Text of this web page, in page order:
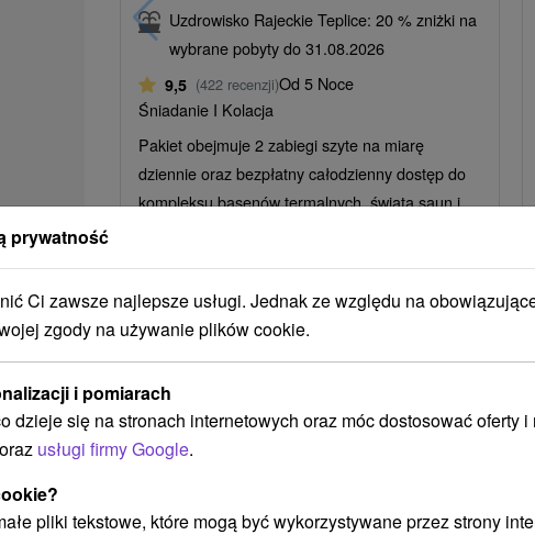
Uzdrowisko Rajeckie Teplice: 20 % zniżki na
wybrane pobyty do 31.08.2026
9,5 (422 recenzji)Od 5 Noce
Śniadanie I Kolacja
Pakiet obejmuje 2 zabiegi szyte na miarę
dziennie oraz bezpłatny całodzienny dostęp do
kompleksu basenów termalnych, świata saun i
➝ Pokračovať v
prywatność
Ci zawsze najlepsze usługi. Jednak ze względu na
zgody na używanie plików cookie.
i pomiarach
dzieje się na stronach internetowych oraz móc dostosować oferty i
usługi firmy Google.
pliki tekstowe, które mogą być wykorzystywane przez strony